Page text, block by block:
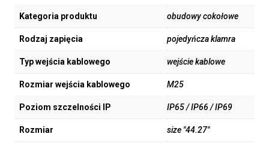
Kategoria produktu obudowy cokołowe
Rodzaj zapięcia pojedyńcza klamra
Typ wejścia kablowego wejście kablowe
Rozmiar wejścia kablowego M25
Poziom szczelności IP IP65 / IP66 / IP69
Rozmiar size "44.27"